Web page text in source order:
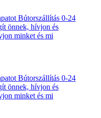
Bútorszállítás 0-24
önnek, hívjon és
minket és mi
Bútorszállítás 0-24
önnek, hívjon és
minket és mi